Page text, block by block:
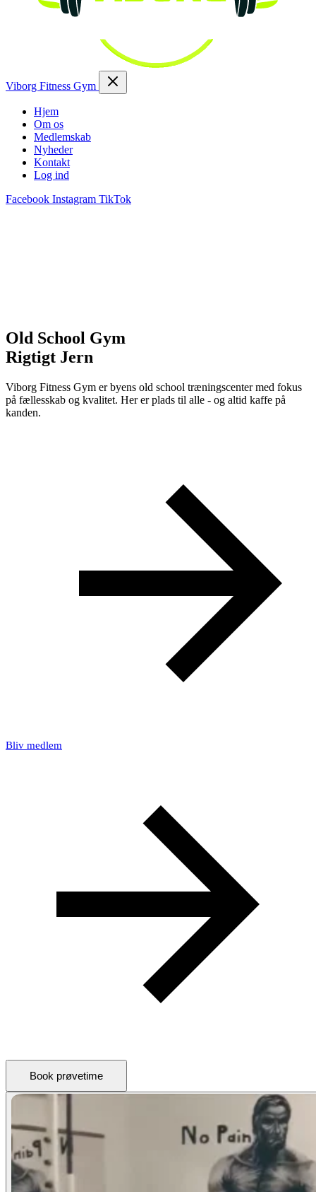
Viborg Fitness Gym
Hjem
Om os
Medlemskab
Nyheder
Kontakt
Log ind
Facebook Instagram TikTok
Old School Gym
Rigtigt Jern
Viborg Fitness Gym er byens old school træningscenter med fokus
på fællesskab og kvalitet. Her er plads til alle - og altid kaffe på
kanden.
Bliv medlem
Book prøvetime